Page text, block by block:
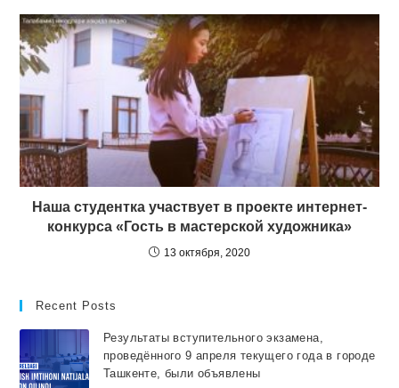
Наша студентка участвует в проекте интернет-
конкурса «Гость в мастерской художника»
13 октября, 2020
Recent Posts
Результаты вступительного экзамена,
проведённого 9 апреля текущего года в городе
Ташкентe, были объявлены